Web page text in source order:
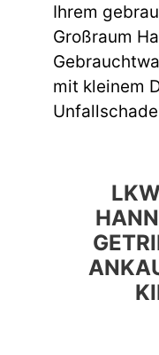
Ihrem
Großraum
mit kleinem